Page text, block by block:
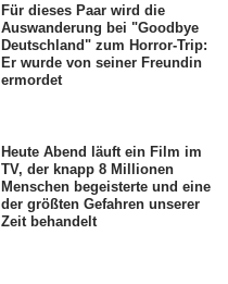
Für dieses Paar wird die
Auswanderung bei "Goodbye
Deutschland" zum Horror-Trip:
Er wurde von seiner Freundin
ermordet
Heute Abend läuft ein Film im
TV, der knapp 8 Millionen
Menschen begeisterte und eine
der größten Gefahren unserer
Zeit behandelt